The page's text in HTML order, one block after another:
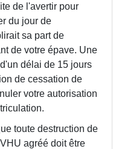
de l'avertir pour
du jour de
sa part de
de votre épave. Une
délai de 15 jours
de cessation de
votre autorisation
toute destruction de
agréé doit être